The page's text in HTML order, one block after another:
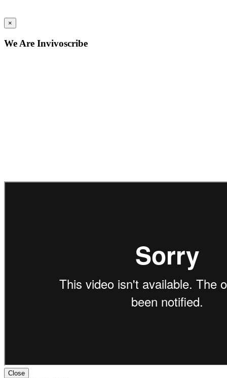
×
We Are Invivoscribe
Close